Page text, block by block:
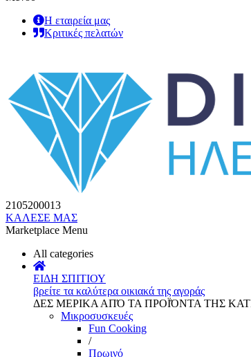
Η εταιρεία μας
Κριτικές πελατών
2105200013
ΚΑΛΕΣΕ ΜΑΣ
Marketplace Menu
All categories
ΕΙΔΗ ΣΠΙΤΙΟΥ
βρείτε τα καλύτερα οικιακά της αγοράς
ΔΕΣ ΜΕΡΙΚΑ ΑΠΌ ΤΑ ΠΡΟΪΌΝΤΑ ΤΗΣ
Μικροσυσκευές
Fun Cooking
/
Πρωινό